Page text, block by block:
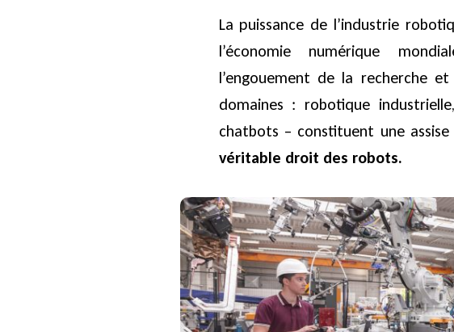
La puissance de l’industrie
l’économie numérique
l’engouement de la recherche
domaines : robotique
chatbots – constituent une
véritable droit des robots.